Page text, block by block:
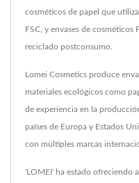
cosméticos de papel que
FSC, y envases de cosméticos
reciclado postconsumo.
Lomei Cosmetics produce
materiales ecológicos como
de experiencia en la
países de Europa y Estados
con múltiples marcas
'LOMEI' ha estado ofreciendo